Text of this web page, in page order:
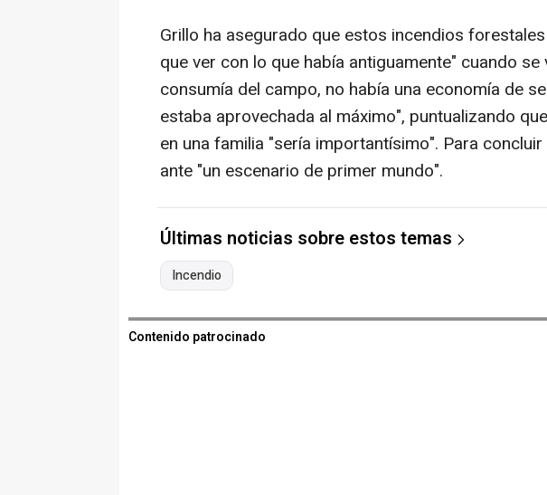
Grillo ha asegurado que estos incendios
que ver con lo que había antiguamente" cuando se
consumía del campo, no había una economía de
estaba aprovechada al máximo", puntualizando
en una familia "sería importantísimo". Para
ante "un escenario de primer mundo".
Últimas noticias sobre estos temas
Incendio
Contenido patrocinado